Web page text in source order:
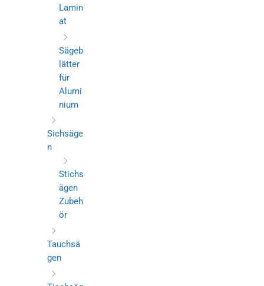
Lamin
at
Sägeb
lätter
für
Alumi
nium
Sichsäge
n
Stichs
ägen
Zubeh
ör
Tauchsä
gen